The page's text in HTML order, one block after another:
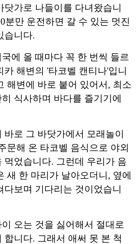
닷가로 나들이를 다녀왔습니
분만 운전하면 갈 수 있는 멋진
습니다.
에 올 때마다 꼭 한 번씩 들르
해변의 '타코벨 캔티나'입니
해변에 바로 붙어 있어서, 최소
식사하며 바다를 즐기기에
로 그 바닷가에서 모래놀이
문해 온 타코벨 음식으로 야외
먹었습니다. 그런데 우리가 음
새 한 마리가 날아오더니, 옆에
다보며 기다리는 것이었습니
오는 것을 싫어해서 절대로
합니다. 그래서 애써 못 본 척